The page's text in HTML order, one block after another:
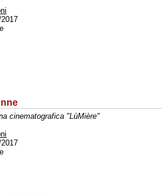
cinematografica "LùMière"